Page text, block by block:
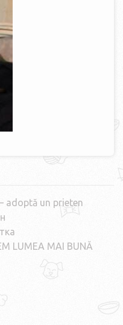
adoptă un prieten
LUMEA MAI BUNĂ